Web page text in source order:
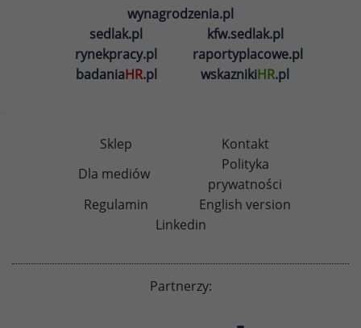
wynagrodzenia.pl
sedlak.pl
kfw.sedlak.pl
rynekpracy.pl
raportyplacowe.pl
badaniaHR.pl wskaznikiHR.pl
Sklep
Kontakt
Dla mediów
Polityka
prywatności
Regulamin
English version
Linkedin
Partnerzy: